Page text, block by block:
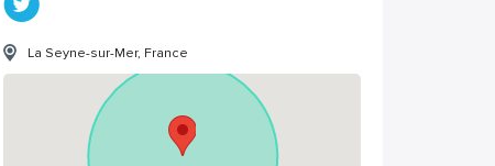
La Seyne-sur-Mer, France